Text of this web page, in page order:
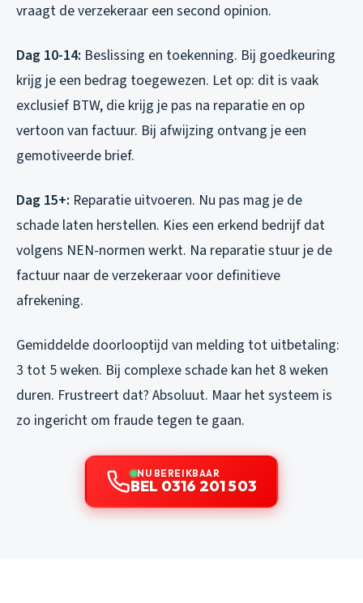
vraagt de verzekeraar een second opinion.
Dag 10-14: Beslissing en toekenning. Bij goedkeuring
krijg je een bedrag toegewezen. Let op: dit is vaak
exclusief BTW, die krijg je pas na reparatie en op
vertoon van factuur. Bij afwijzing ontvang je een
gemotiveerde brief.
Dag 15+: Reparatie uitvoeren. Nu pas mag je de
schade laten herstellen. Kies een erkend bedrijf dat
volgens NEN-normen werkt. Na reparatie stuur je de
factuur naar de verzekeraar voor definitieve
afrekening.
Gemiddelde doorlooptijd van melding tot uitbetaling:
3 tot 5 weken. Bij complexe schade kan het 8 weken
duren. Frustreert dat? Absoluut. Maar het systeem is
zo ingericht om fraude tegen te gaan.
NU BEREIKBAAR
BEL 0316 201 503